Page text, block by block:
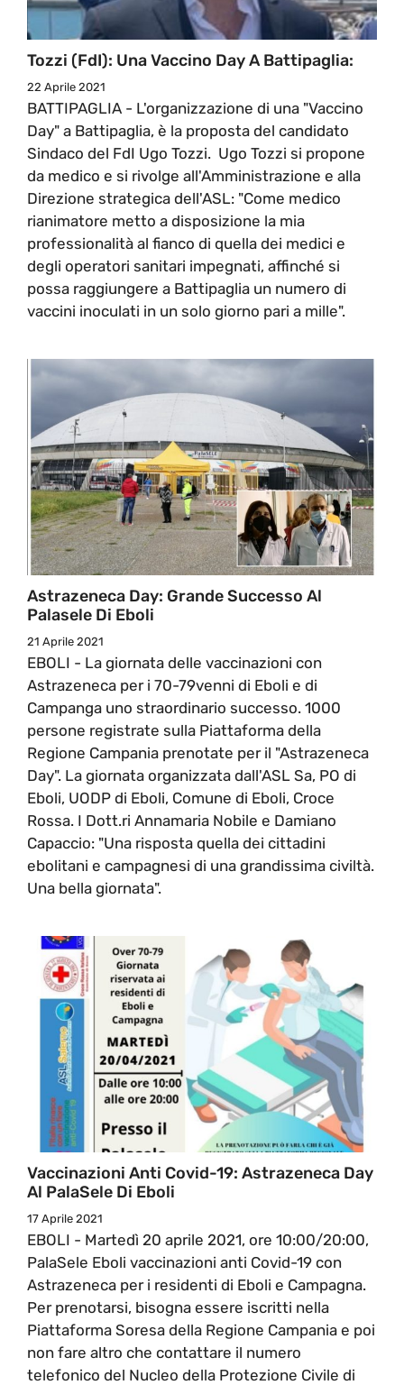
Tozzi (FdI): Una Vaccino Day A Battipaglia:
22 Aprile 2021
BATTIPAGLIA - L'organizzazione di una "Vaccino
Day" a Battipaglia, è la proposta del candidato
Sindaco del FdI Ugo Tozzi. Ugo Tozzi si propone
da medico e si rivolge all'Amministrazione e alla
Direzione strategica dell'ASL: "Come medico
rianimatore metto a disposizione la mia
professionalità al fianco di quella dei medici e
degli operatori sanitari impegnati, affinché si
possa raggiungere a Battipaglia un numero di
vaccini inoculati in un solo giorno pari a mille".
Astrazeneca Day: Grande Successo Al
Palasele Di Eboli
21 Aprile 2021
EBOLI - La giornata delle vaccinazioni con
Astrazeneca per i 70-79venni di Eboli e di
Campanga uno straordinario successo. 1000
persone registrate sulla Piattaforma della
Regione Campania prenotate per il "Astrazeneca
Day". La giornata organizzata dall'ASL Sa, PO di
Eboli, UODP di Eboli, Comune di Eboli, Croce
Rossa. I Dott.ri Annamaria Nobile e Damiano
Capaccio: "Una risposta quella dei cittadini
ebolitani e campagnesi di una grandissima civiltà.
Una bella giornata".
Vaccinazioni Anti Covid-19: Astrazeneca Day
Al PalaSele Di Eboli
17 Aprile 2021
EBOLI - Martedì 20 aprile 2021, ore 10:00/20:00,
PalaSele Eboli vaccinazioni anti Covid-19 con
Astrazeneca per i residenti di Eboli e Campagna.
Per prenotarsi, bisogna essere iscritti nella
Piattaforma Soresa della Regione Campania e poi
non fare altro che contattare il numero
telefonico del Nucleo della Protezione Civile di